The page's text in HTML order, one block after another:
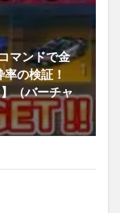
マンドで金
の検証！
（バーチャ